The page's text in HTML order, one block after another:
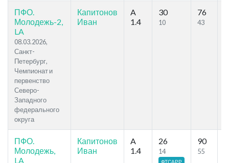
ПФО.
Молодежь-2,
LA
08.03.2026,
Санкт-
Петербург,
Чемпионат и
первенство
Северо-
Западного
федерального
округа
Капитонов
Иван
A
1.4
30
10
76
43
ПФО.
Молодежь,
LA
Капитонов
Иван
A
1.4
26
14
ФТСАРР
90
55